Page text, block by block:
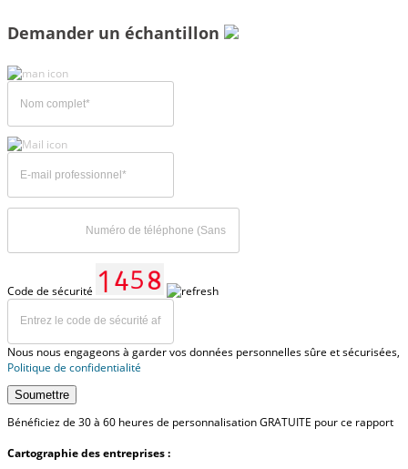
Demander un échantillon
Code de sécurité
Nous nous engageons à garder vos données personnelles sûre et sécurisées,
Politique de confidentialité
Soumettre
Bénéficiez de 30 à 60 heures de personnalisation GRATUITE pour ce rapport
Cartographie des entreprises :